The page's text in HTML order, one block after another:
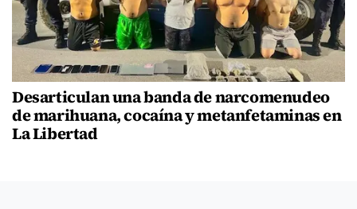
Desarticulan una banda de narcomenudeo
de marihuana, cocaína y metanfetaminas en
La Libertad